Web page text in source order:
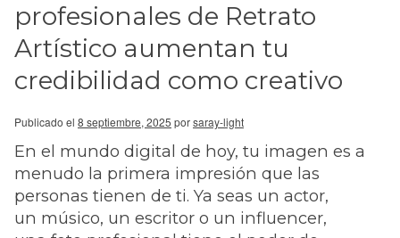
profesionales de Retrato
Artístico aumentan tu
credibilidad como creativo
Publicado el 8 septiembre, 2025 porsaray-light
En el mundo digital de hoy, tu imagen es a
menudo la primera impresión que las
personas tienen de ti. Ya seas un actor,
un músico, un escritor o un influencer,